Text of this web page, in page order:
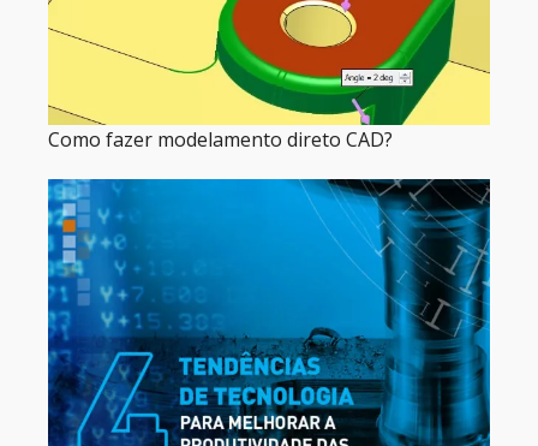
Como fazer modelamento direto CAD?